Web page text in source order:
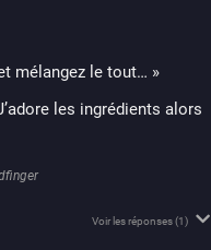
mélangez le tout… »
les ingrédients alors
Voir les réponses(1)